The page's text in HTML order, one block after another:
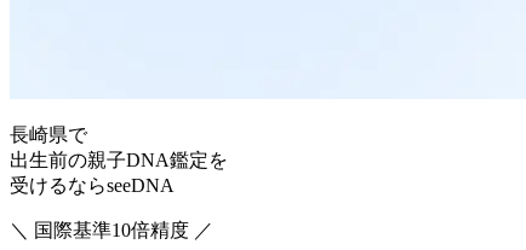
長崎県で
出生前の親子DNA鑑定を
受けるならseeDNA
＼ 国際基準10倍精度 ／